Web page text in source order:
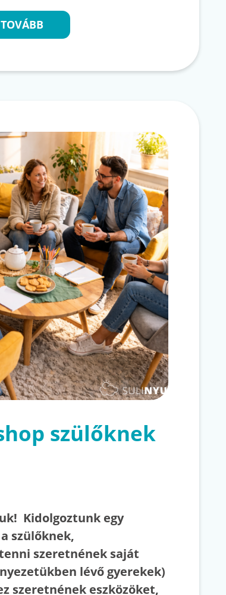
TOVÁBB
szülőknek
Kidolgoztunk egy
szülőknek,
szeretnének saját
lévő gyerekek)
szeretnének eszközöket,